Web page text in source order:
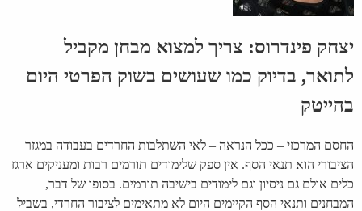
יצחק פינדרוס: צריך למצוא מבחן מקביל
לתואר, בדיוק כמו שעושים בשוק הפרטי היום
בהייטק
החסם המרכזי – ככל הנראה – לאי השתלבות החרדים בעבודה במגזר
הציבורי הוא תנאי הסף. אין ספק שלימודים תורמים רבות ומעניקים ארגז
כלים אולם גם ניסיון וגם לימודים בישיבה תורמים. בסופו של דבר,
המבחנים ותנאי הסף הקיימים היום לא מתאימים לציבור החרדי, בשביל